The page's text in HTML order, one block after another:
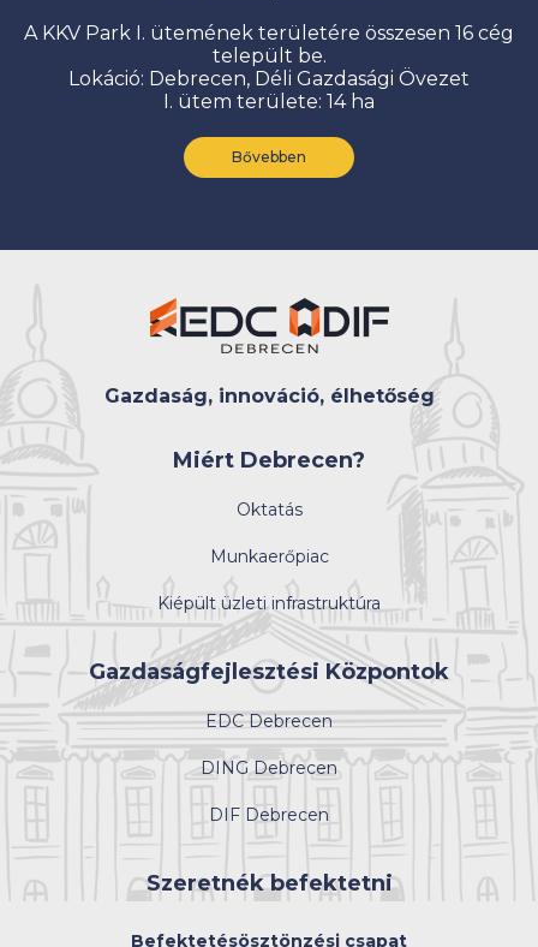
A KKV Park I. ütemének területére összesen 16 cég
települt be.
Lokáció: Debrecen, Déli Gazdasági Övezet
I. ütem területe: 14 ha
Bővebben
Gazdaság, innováció, élhetőség
Miért Debrecen?
Oktatás
Munkaerőpiac
Kiépült üzleti infrastruktúra
Gazdaságfejlesztési Központok
EDC Debrecen
DING Debrecen
DIF Debrecen
Szeretnék befektetni
Befektetésösztönzési csapat